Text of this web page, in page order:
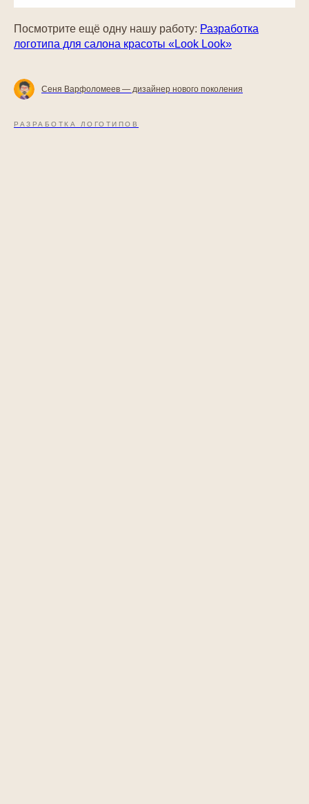
Посмотрите ещё одну нашу работу: Разработка
логотипа для салона красоты «Look Look»
Сеня Варфоломеев — дизайнер нового поколения
РАЗРАБОТКА ЛОГОТИПОВ